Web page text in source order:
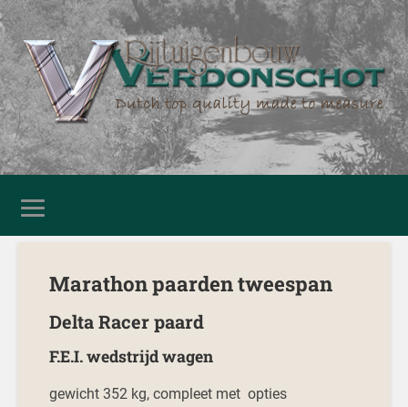
Marathon paarden tweespan
Delta Racer paard
F.E.I. wedstrijd wagen
gewicht 352 kg, compleet met opties